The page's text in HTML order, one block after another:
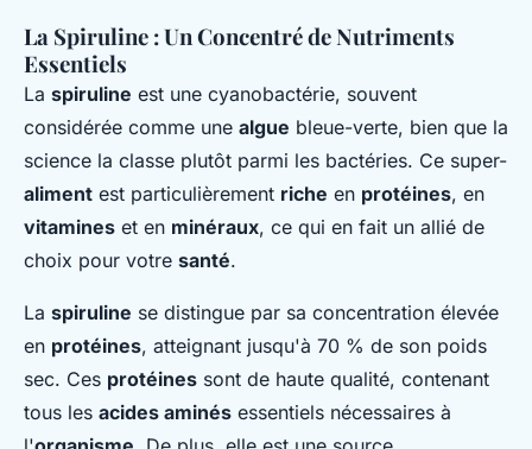
La Spiruline : Un Concentré de Nutriments
Essentiels
La spiruline est une cyanobactérie, souvent
considérée comme une algue bleue-verte, bien que la
science la classe plutôt parmi les bactéries. Ce super-
aliment est particulièrement riche en protéines, en
vitamines et en minéraux, ce qui en fait un allié de
choix pour votre santé.
La spiruline se distingue par sa concentration élevée
en protéines, atteignant jusqu'à 70 % de son poids
sec. Ces protéines sont de haute qualité, contenant
tous les acides aminés essentiels nécessaires à